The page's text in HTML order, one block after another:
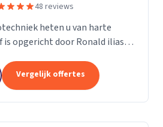
48 reviews
heten u van harte
opgericht door Ronald ilias
Als gecertificeerde
Vergelijk offertes